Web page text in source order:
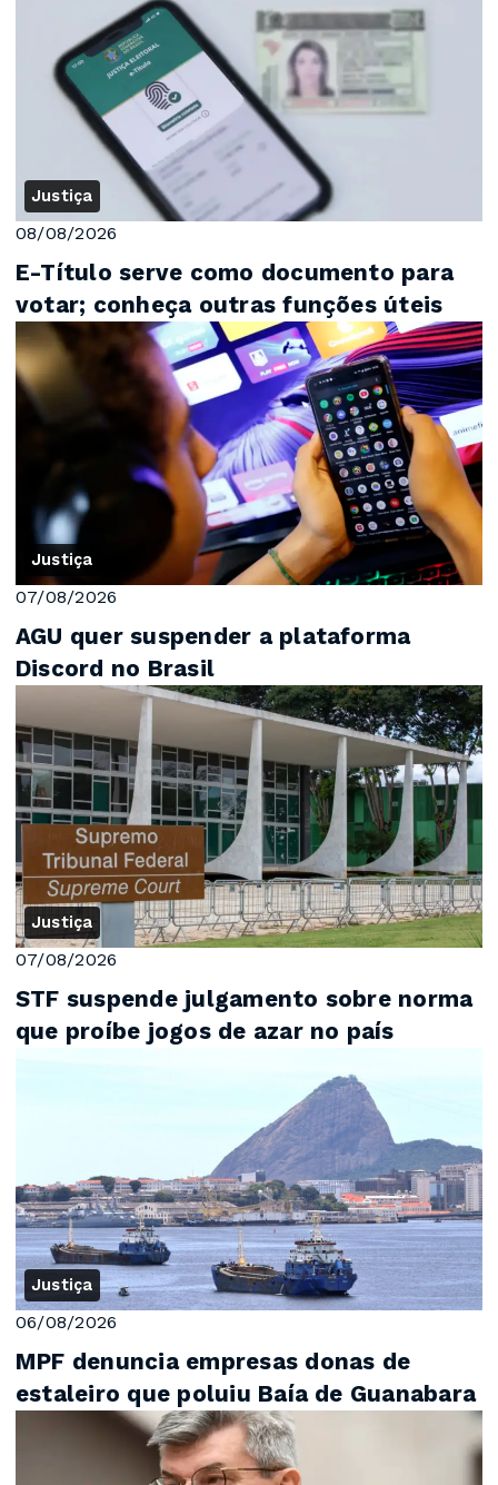
Justiça
08/08/2026
E-Título serve como documento para
votar; conheça outras funções úteis
Justiça
07/08/2026
AGU quer suspender a plataforma
Discord no Brasil
Justiça
07/08/2026
STF suspende julgamento sobre norma
que proíbe jogos de azar no país
Justiça
06/08/2026
MPF denuncia empresas donas de
estaleiro que poluiu Baía de Guanabara